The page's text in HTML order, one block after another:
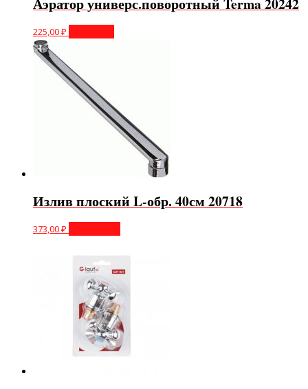
225,00₽
Излив плоский L-обр. 40см 20718
373,00₽